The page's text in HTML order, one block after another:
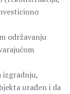
održavanju
izgradnju,
urađen i da